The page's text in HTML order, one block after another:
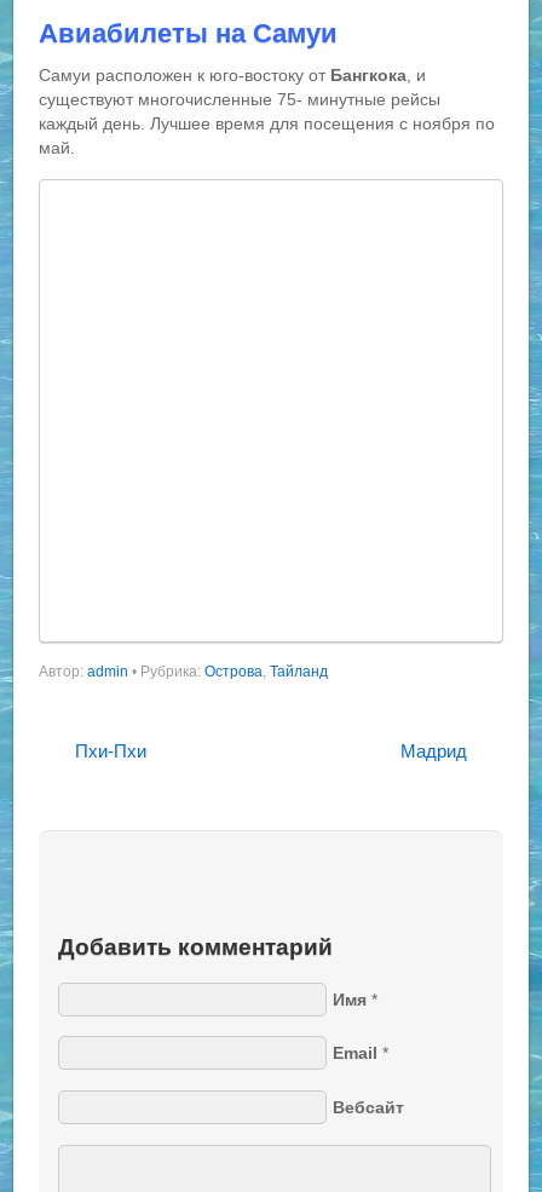
Авиабилеты на Самуи
Самуи расположен к юго-востоку от Бангкока , и
существуют многочисленные 75- минутные рейсы
каждый день. Лучшее время для посещения с ноября по
май.
Автор:admin • Рубрика:Острова,Тайланд
Пхи-Пхи Мадрид
Добавить комментарий
Имя *
Email *
Вебсайт